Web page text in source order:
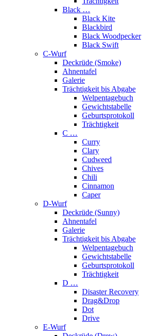
Black …
Black Kite
Blackbird
Black Woodpecker
Black Swift
C-Wurf
Deckrüde (Smoke)
Ahnentafel
Galerie
Trächtigkeit bis Abgabe
Welpentagebuch
Gewichtstabelle
Geburtsprotokoll
Trächtigkeit
C …
Curry
Clary
Cudweed
Chives
Chili
Cinnamon
Caper
D-Wurf
Deckrüde (Sunny)
Ahnentafel
Galerie
Trächtigkeit bis Abgabe
Welpentagebuch
Gewichtstabelle
Geburtsprotokoll
Trächtigkeit
D …
Disaster Recovery
Drag&Drop
Dot
Drive
E-Wurf